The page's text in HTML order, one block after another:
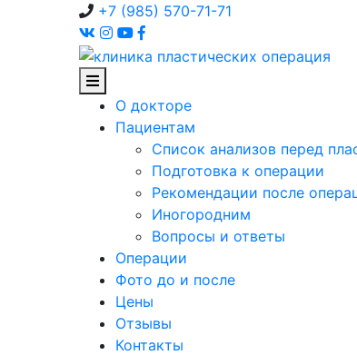
+7 (985) 570-71-71
О докторе
Пациентам
Список анализов перед
Подготовка к операции
Рекомендации после
Иногородним
Вопросы и ответы
Операции
Фото до и после
Цены
Отзывы
Контакты